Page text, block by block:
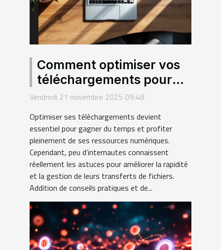
Comment optimiser vos
téléchargements pour
une efficacité maximale ?
Vendredi 21 novembre 2025 09:48
Optimiser ses téléchargements devient
essentiel pour gagner du temps et profiter
pleinement de ses ressources numériques.
Cependant, peu d’internautes connaissent
réellement les astuces pour améliorer la rapidité
et la gestion de leurs transferts de fichiers.
Addition de conseils pratiques et de...